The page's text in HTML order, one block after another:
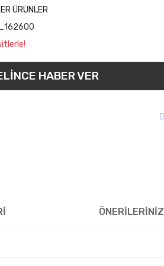
ÜRÜNLER
HABER VER
ÖNERİLERİNİZ